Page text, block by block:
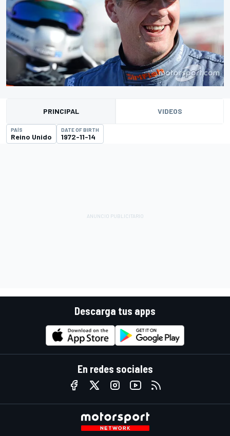
PRINCIPAL VIDEOS
PAÍS
Reino Unido
DATE OF BIRTH
1972-11-14
Descarga tus apps
En redes sociales